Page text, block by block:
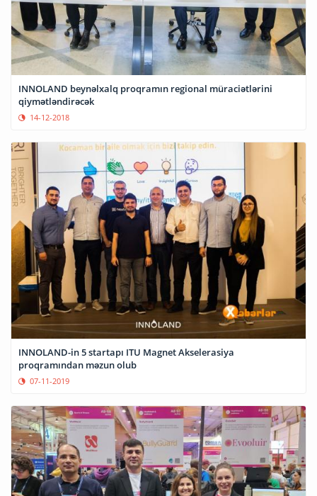
INNOLAND beynəlxalq proqramın regional müraciətlərini
qiymətləndirəcək
14-12-2018
INNOLAND-in 5 startapı ITU Magnet Akselerasiya
proqramından məzun olub
07-11-2019